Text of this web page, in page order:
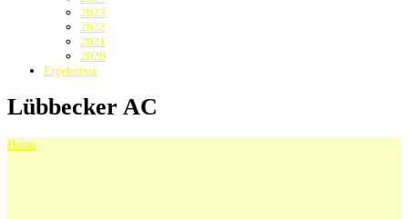
2023
2022
2021
2020
Ergebnisse
Lübbecker AC
Home